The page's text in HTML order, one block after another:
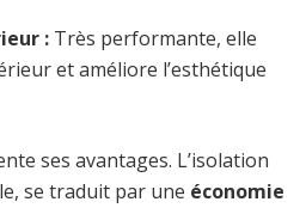
: Très performante, elle
et améliore l’esthétique
ses avantages. L’isolation
se traduit par une économie